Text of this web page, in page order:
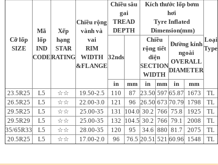
Cỡ lốp
SIZE
Mã
lốp
IND
CODE
Xếp
hạng
STAR
RATING
Chiều rộng
vành và
vai
RIM
WIDTH
&FLANGE
Chiều sâu
gai
TREAD
DEPTH
Kích thước lốp bơm
hơi
Tyre Inflated
Dimension(mm)
Loại
Type
32nds
Chiều
rộng tiết
diện
SECTION
WIDTH
Đường kính
ngoài
OVERALL
DIAMETER
in
mm in mm in
mm
23.5R25
L5 ☆☆ 19.50-2.5 110 87 23.50 597 65.87 1673
TL
26.5R25
L5 ☆☆ 22.00-3.0 121 96 26.50 673 70.79 1798
TL
29.5R25
L5 ☆☆ 25.00-35 131 104.0 30.2 766 75.8 1925
TL
29.5R29
L5 ☆☆ 25.00-35 132 104.5 30.2 766 79.1 2008
TL
35/65R33
L5 ☆☆ 28.00-35 120 95 34.6 880 81.7 2075
TL
20.5R25
L5 ☆☆ 17.00-2.0 96 76.5 20.51 521 60.96 1548 TL